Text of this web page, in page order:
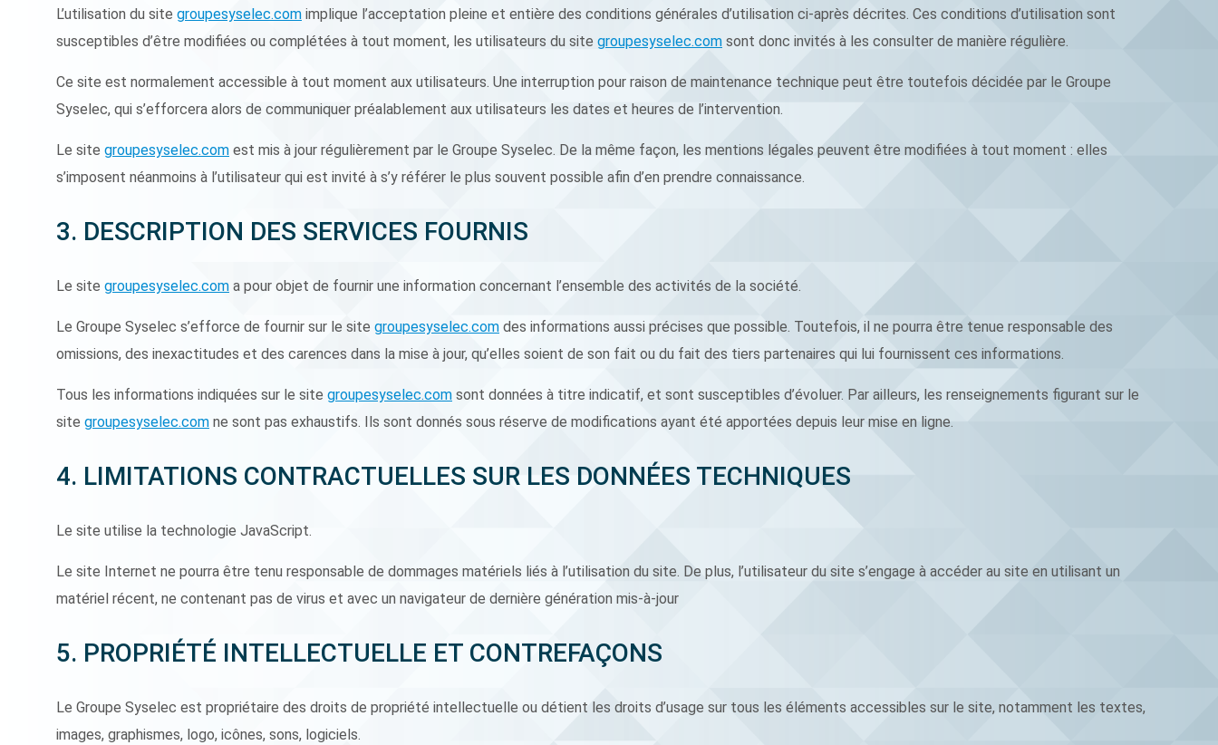
L’utilisation du site groupesyselec.com implique l’acceptation pleine et entière des conditions générales d’utilisation ci-après décrites. Ces conditions d’utilisation sont
susceptibles d’être modifiées ou complétées à tout moment, les utilisateurs du site groupesyselec.com sont donc invités à les consulter de manière régulière.
Ce site est normalement accessible à tout moment aux utilisateurs. Une interruption pour raison de maintenance technique peut être toutefois décidée par le Groupe
Syselec, qui s’efforcera alors de communiquer préalablement aux utilisateurs les dates et heures de l’intervention.
Le site groupesyselec.com est mis à jour régulièrement par le Groupe Syselec. De la même façon, les mentions légales peuvent être modifiées à tout moment : elles
s’imposent néanmoins à l’utilisateur qui est invité à s’y référer le plus souvent possible afin d’en prendre connaissance.
3. DESCRIPTION DES SERVICES FOURNIS
Le site groupesyselec.com a pour objet de fournir une information concernant l’ensemble des activités de la société.
Le Groupe Syselec s’efforce de fournir sur le site groupesyselec.com des informations aussi précises que possible. Toutefois, il ne pourra être tenue responsable des
omissions, des inexactitudes et des carences dans la mise à jour, qu’elles soient de son fait ou du fait des tiers partenaires qui lui fournissent ces informations.
Tous les informations indiquées sur le site groupesyselec.com sont données à titre indicatif, et sont susceptibles d’évoluer. Par ailleurs, les renseignements figurant sur le
site groupesyselec.com ne sont pas exhaustifs. Ils sont donnés sous réserve de modifications ayant été apportées depuis leur mise en ligne.
4. LIMITATIONS CONTRACTUELLES SUR LES DONNÉES TECHNIQUES
Le site utilise la technologie JavaScript.
Le site Internet ne pourra être tenu responsable de dommages matériels liés à l’utilisation du site. De plus, l’utilisateur du site s’engage à accéder au site en utilisant un
matériel récent, ne contenant pas de virus et avec un navigateur de dernière génération mis-à-jour
5. PROPRIÉTÉ INTELLECTUELLE ET CONTREFAÇONS
Le Groupe Syselec est propriétaire des droits de propriété intellectuelle ou détient les droits d’usage sur tous les éléments accessibles sur le site, notamment les textes,
images, graphismes, logo, icônes, sons, logiciels.